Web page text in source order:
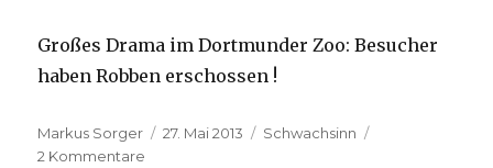
Großes Drama im Dortmunder Zoo: Besucher
haben Robben erschossen !
Autor
Markus Sorger
Veröffentlicht
27. Mai 2013 Kategorien
Schwachsinn
2 Kommentare